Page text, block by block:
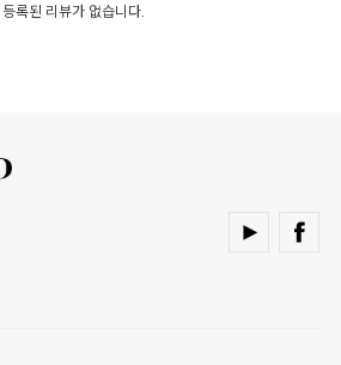
등록된 리뷰가 없습니다.